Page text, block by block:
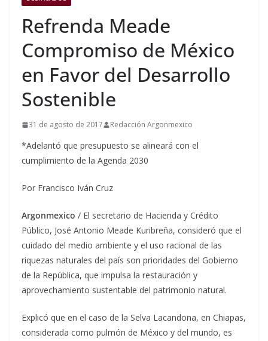
Refrenda Meade
Compromiso de México
en Favor del Desarrollo
Sostenible
31 de agosto de 2017 Redacción Argonmexico
*Adelantó que presupuesto se alineará con el
cumplimiento de la Agenda 2030
Por Francisco Iván Cruz
Argonmexico / El secretario de Hacienda y Crédito
Público, José Antonio Meade Kuribreña, consideró que el
cuidado del medio ambiente y el uso racional de las
riquezas naturales del país son prioridades del Gobierno
de la República, que impulsa la restauración y
aprovechamiento sustentable del patrimonio natural.
Explicó que en el caso de la Selva Lacandona, en Chiapas,
considerada como pulmón de México y del mundo, es